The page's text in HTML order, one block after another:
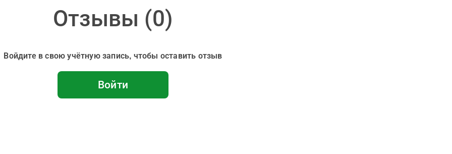
Отзывы (0)
Войдите в свою учётную запись, чтобы оставить отзыв
Войти